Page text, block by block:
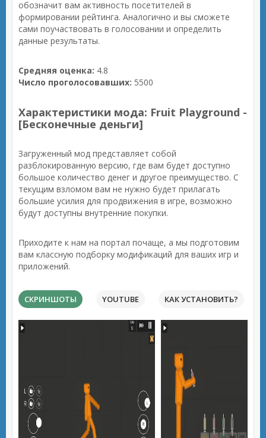
обозначит вам активность посетителей в
формировании рейтинга. Аналогично и вы сможете
сами поучаствовать в голосовании и определить
данные результаты.
Средняя оценка: 4.8
Число проголосовавших: 5500
Характеристики мода: Fruit Playground -
[Бесконечные деньги]
Загруженный мод представляет собой
разблокированную версию, где вам будет доступно
большое количество денег и другое преимущество. С
текущим взломом вам не нужно будет прилагать
большие усилия для продвижения в игре, возможно
будут доступны внутренние покупки.
Приходите к нам на портал почаще, а мы подготовим
вам классную подборку модификаций для ваших игр и
приложений.
СКРИНШОТЫ YOUTUBE КАК УСТАНОВИТЬ?